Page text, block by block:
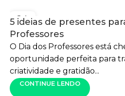
14
5 ideias de presentes
Professores
O Dia dos Professores está
oportunidade perfeita para
criatividade e gratidão...
CONTINUE LENDO